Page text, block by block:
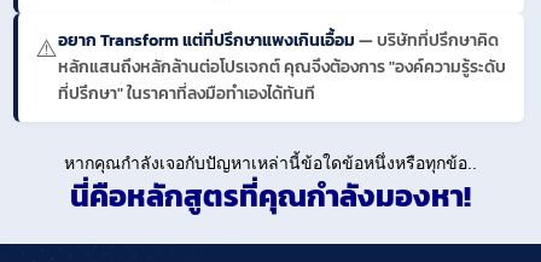
⚠️อยาก Transform แต่ที่ปรึกษาแพงเกินเอื้อม — บริษัทที่ปรึกษาคิด
หลักแสนถึงหลักล้านต่อโปรเจกต์ คุณจึงต้องการ "องค์ความรู้ระดับ
ที่ปรึกษา" ในราคาที่ลงมือทำเองได้ทันที
หากคุณกำลังเจอกับปัญหาเหล่านี้ข้อใดข้อหนึ่งหรือทุกข้อ..
นี่คือหลักสูตรที่คุณกำลังมองหา!